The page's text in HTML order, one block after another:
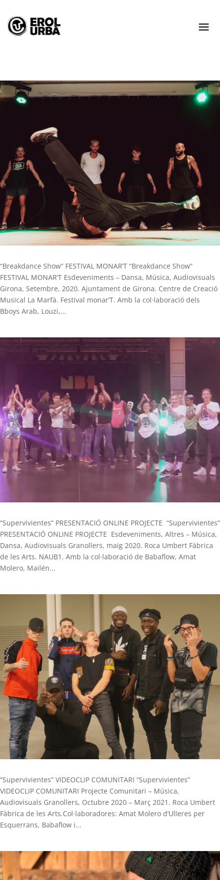
“Breakdance Show” FESTIVAL MONAR’T “Breakdance Show”
FESTIVAL MONAR’T Esdeveniments – Dansa, Música, Audiovisuals
Girona, Setembre, 2020. Ajuntament de Girona. Centre de Creació
Musical La Marfà. Festival monar’T. Amb la col·laboració dels
Bboys Arab, Louzi,...
“Supervivientes” PRESENTACIÓ ONLINE PROJECTE “Supervivientes”
PRESENTACIÓ ONLINE PROJECTE Esdeveniments, Altres – Música,
Dansa, Audiovisuals Granollers, maig 2020. Roca Umbert Fàbrica
de les Arts. NAUB1. Amb la col·laboració de Babaflow, Amat
Molero, Mailén...
“Supervivientes” VIDEOCLIP COMUNITARI “Supervivientes”
VIDEOCLIP COMUNITARI Projecte Comunitari – Música,
Audiovisuals Granollers, Octubre 2020 – Març 2021. Roca Umbert
Fàbrica de les Arts.Col·laboradores: Amat Molero d’Ulleres per
Esquerrans, Babaflow i...